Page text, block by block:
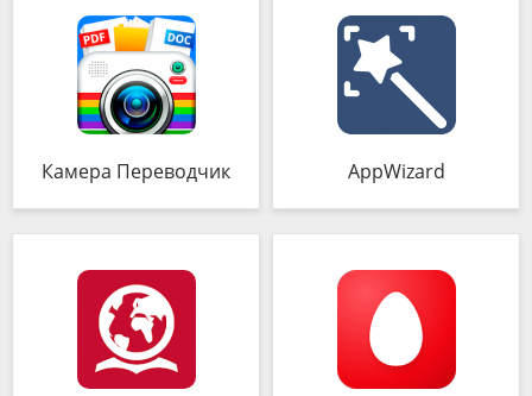
Камера Переводчик AppWizard